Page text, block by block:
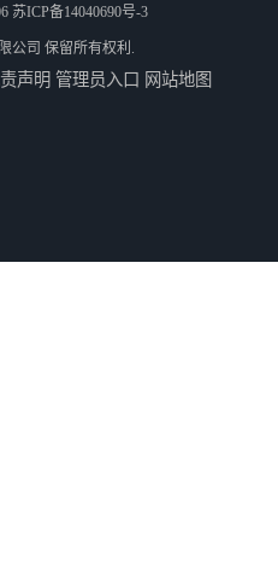
苏ICP备14040690号-3
公司 保留所有权利.
声明 管理员入口 网站地图